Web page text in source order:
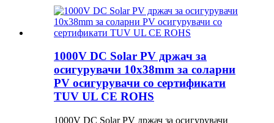
1000V DC Solar PV држач за
осигурувачи 10x38mm за соларни
PV осигурувачи со сертификати
TUV UL CE ROHS
1000V DC Solar PV држач за осигурувачи